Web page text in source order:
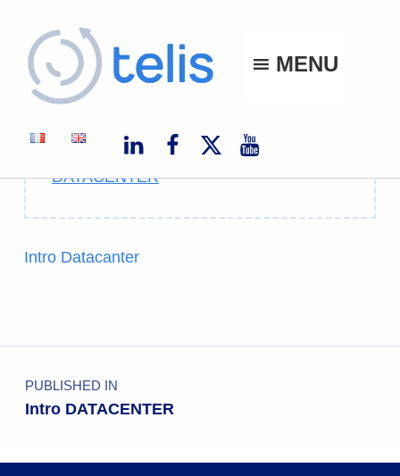
MENU
Download attachment file: Intro
DATACENTER
Intro Datacanter
PUBLISHED IN
Intro DATACENTER